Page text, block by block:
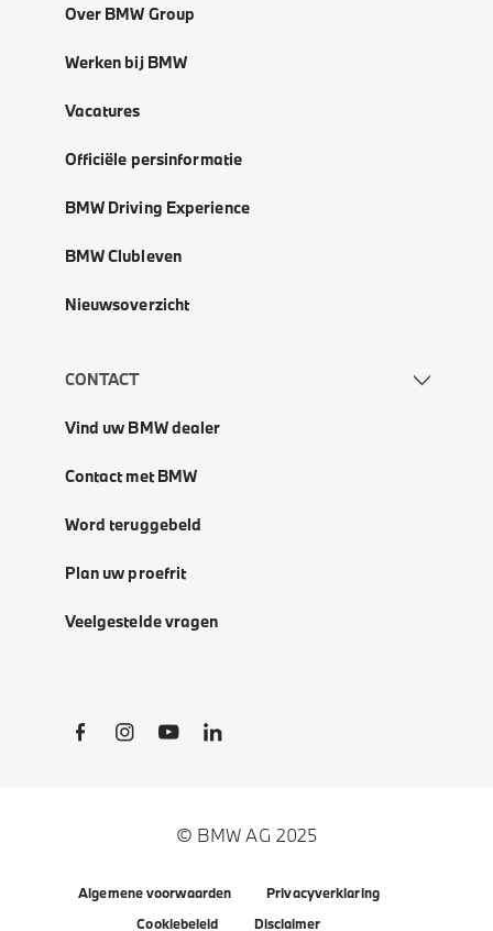
Over BMW Group
Werken bij BMW
Vacatures
Officiële persinformatie
BMW Driving Experience
BMW Clubleven
Nieuwsoverzicht
CONTACT
Vind uw BMW dealer
Contact met BMW
Word teruggebeld
Plan uw proefrit
Veelgestelde vragen
Social Links
© BMW AG 2025
Algemene voorwaarden
Privacyverklaring
Cookiebeleid
Disclaimer